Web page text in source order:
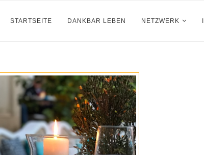
STARTSEITE DANKBAR LEBEN NETZWERK